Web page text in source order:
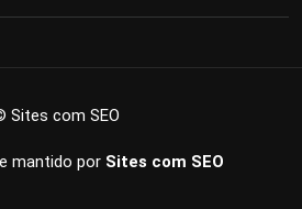
Sites com SEO
mantido por Sites com SEO